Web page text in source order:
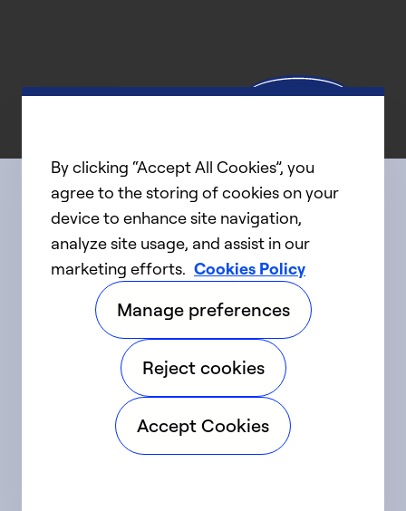
Connect with us
linkedIntwitter facebookyoutube
©2025 Carrier. Tous droits réservés.
Accessibilité Avis sur la confidentialité
Conditions d'utilisation Parlez fort
By clicking “Accept All Cookies”, you
agree to the storing of cookies on your
device to enhance site navigation,
analyze site usage, and assist in our
marketing efforts. Cookies Policy
Manage preferences
Reject cookies
Accept Cookies